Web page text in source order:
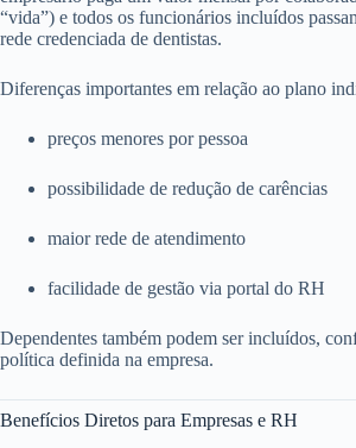
“vida”) e todos os funcionários incluídos
rede credenciada de dentistas.
Diferenças importantes em relação ao plano
preços menores por pessoa
possibilidade de redução de carências
maior rede de atendimento
facilidade de gestão via portal do RH
Dependentes também podem ser incluídos,
política definida na empresa.
Benefícios Diretos para Empresas e RH